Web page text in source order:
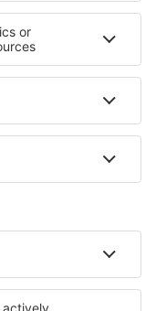
in Sicilia
Național Camdeboo